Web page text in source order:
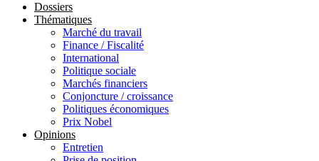
Dossiers
Thématiques
Marché du travail
Finance / Fiscalité
International
Politique sociale
Marchés financiers
Conjoncture / croissance
Politiques économiques
Prix Nobel
Opinions
Entretien